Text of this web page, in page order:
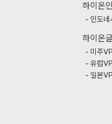
하이온
인도
하이온
미주
유럽
일본